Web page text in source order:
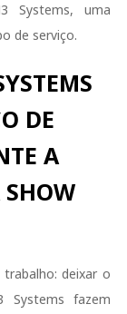
Systems, uma
de serviço.
DE
A
deixar o
Systems fazem